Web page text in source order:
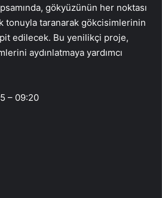
gökyüzünün her noktası
tonuyla taranarak gökcisimlerinin
edilecek. Bu yenilikçi proje,
aydınlatmaya yardımcı
– 09:20